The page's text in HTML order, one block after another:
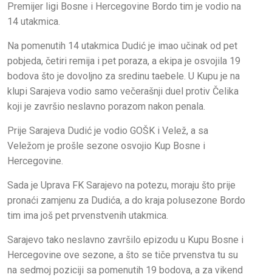
Premijer ligi Bosne i Hercegovine Bordo tim je vodio na
14 utakmica.
Na pomenutih 14 utakmica Dudić je imao učinak od pet
pobjeda, četiri remija i pet poraza, a ekipa je osvojila 19
bodova što je dovoljno za sredinu taebele. U Kupu je na
klupi Sarajeva vodio samo večerašnji duel protiv Čelika
koji je završio neslavno porazom nakon penala.
Prije Sarajeva Dudić je vodio GOŠK i Velež, a sa
Veležom je prošle sezone osvojio Kup Bosne i
Hercegovine.
Sada je Uprava FK Sarajevo na potezu, moraju što prije
pronaći zamjenu za Dudića, a do kraja polusezone Bordo
tim ima još pet prvenstvenih utakmica.
Sarajevo tako neslavno završilo epizodu u Kupu Bosne i
Hercegovine ove sezone, a što se tiče prvenstva tu su
na sedmoj poziciji sa pomenutih 19 bodova, a za vikend